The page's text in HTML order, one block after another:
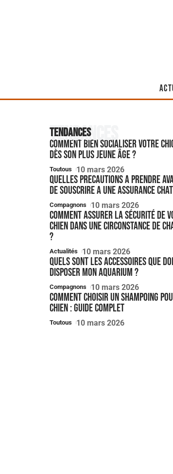
Tendances
Tendances
Comment bien socialiser votre
dès son plus jeune âge ?
Toutous 10 mars 2026
Quelles precautions a prendre
de souscrire a une assurance
Compagnons 10 mars 2026
Comment assurer la sécurité de
chien dans une circonstance de
?
Actualités 10 mars 2026
Quels sont les accessoires que
disposer mon aquarium ?
Compagnons 10 mars 2026
Comment choisir un shampoing
chien : guide complet
Toutous 10 mars 2026